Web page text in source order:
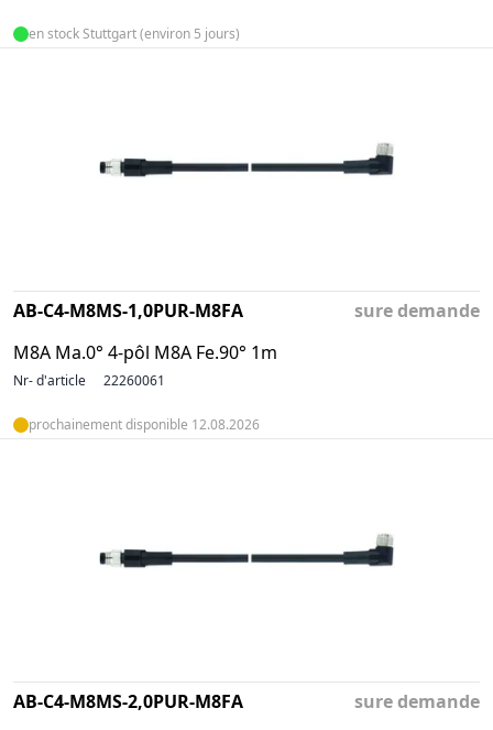
en stock Stuttgart (environ 5 jours)
AB-C4-M8MS-1,0PUR-M8FA
M8A Ma.0° 4-pôl M8A Fe.90° 1m
sure demande
Nr- d'article 22260061
prochainement disponible 12.08.2026
AB-C4-M8MS-2,0PUR-M8FA
sure demande